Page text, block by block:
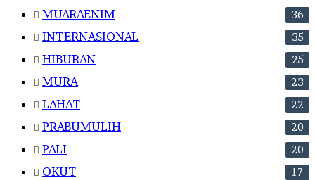
MUARAENIM 36
INTERNASIONAL 35
HIBURAN 25
MURA 23
LAHAT 22
PRABUMULIH 20
PALI 20
OKUT 17